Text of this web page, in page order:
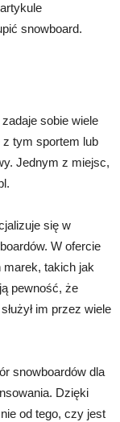
snowboard.
sobie wiele
tym sportem lub
Jednym z miejsc,
się w
W ofercie
takich jak
pewność, że
im przez wiele
snowboardów dla
Dzięki
od tego, czy jest